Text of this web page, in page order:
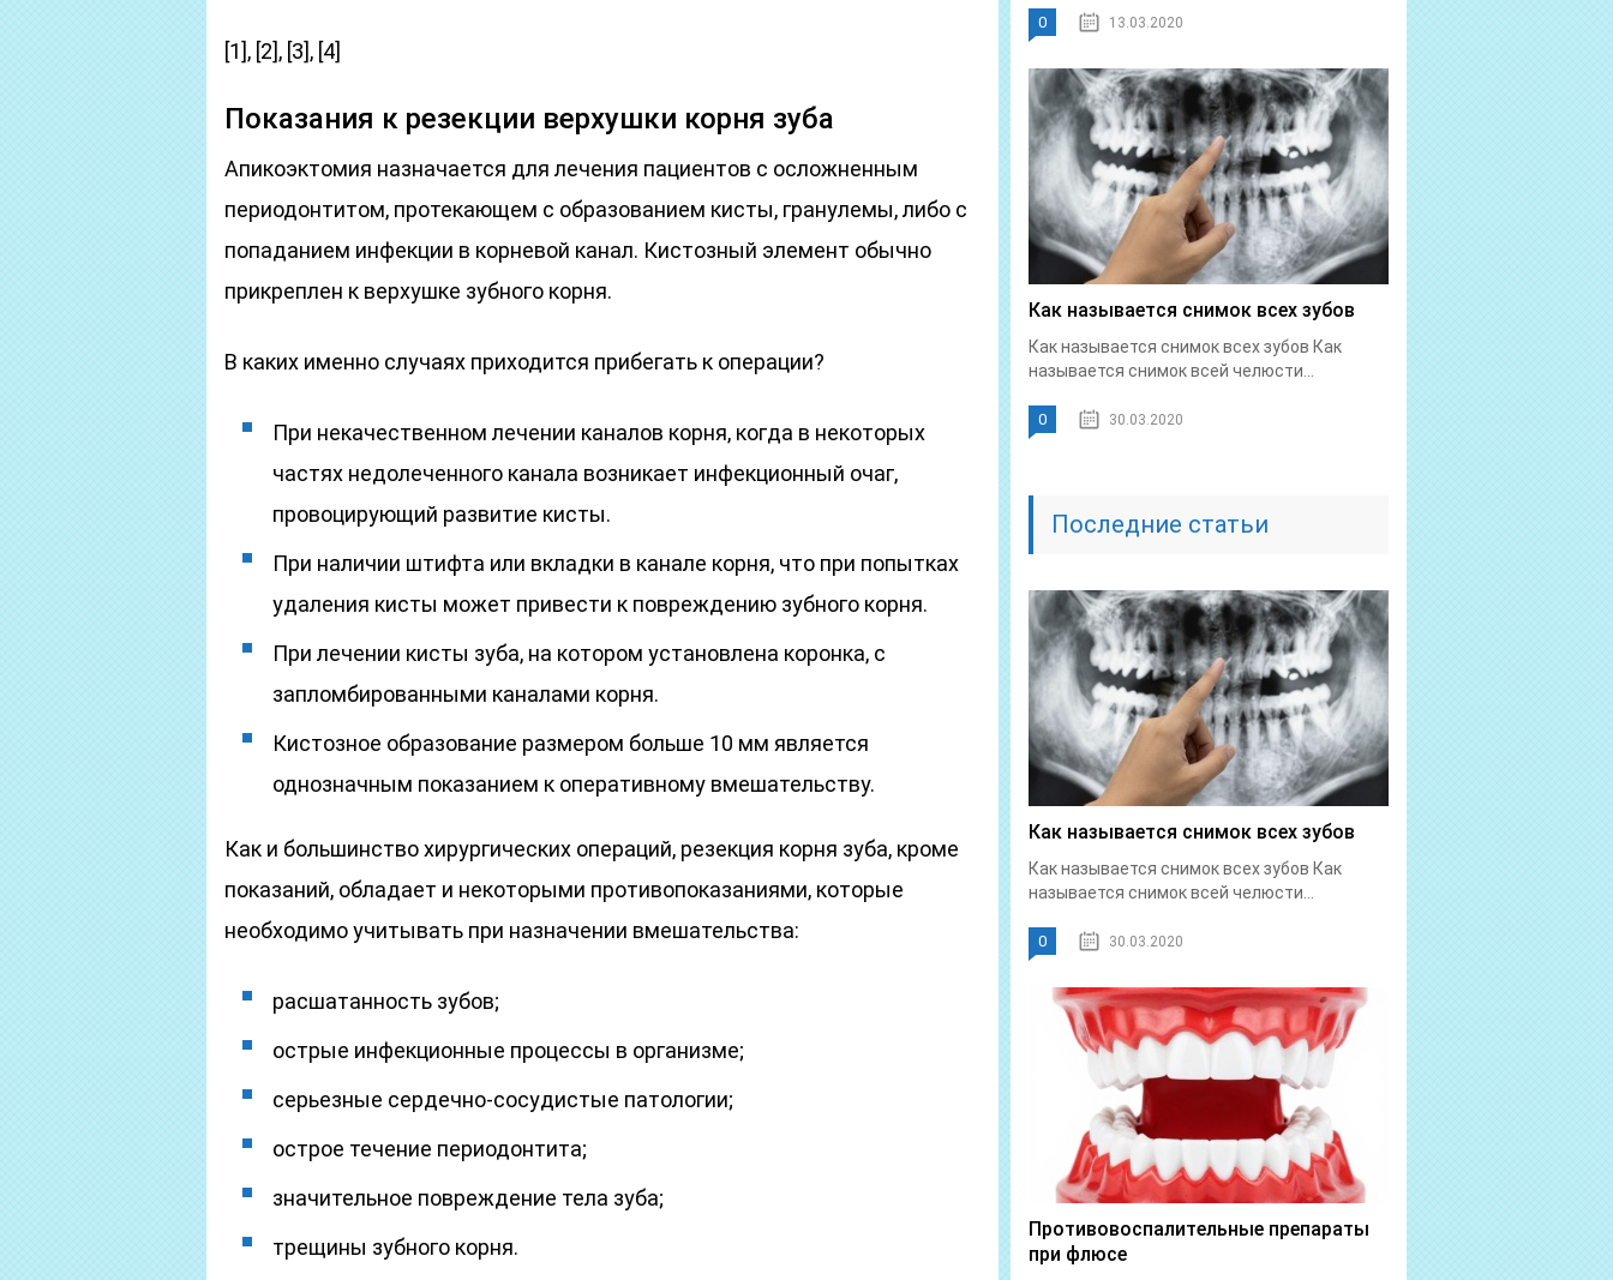
[1], [2], [3], [4]
Показания к резекции верхушки корня зуба
Апикоэктомия назначается для лечения пациентов с осложненным
периодонтитом, протекающем с образованием кисты, гранулемы, либо с
попаданием инфекции в корневой канал. Кистозный элемент обычно
прикреплен к верхушке зубного корня.
В каких именно случаях приходится прибегать к операции?
При некачественном лечении каналов корня, когда в некоторых
частях недолеченного канала возникает инфекционный очаг,
провоцирующий развитие кисты.
При наличии штифта или вкладки в канале корня, что при попытках
удаления кисты может привести к повреждению зубного корня.
При лечении кисты зуба, на котором установлена коронка, с
запломбированными каналами корня.
Кистозное образование размером больше 10 мм является
однозначным показанием к оперативному вмешательству.
Как и большинство хирургических операций, резекция корня зуба, кроме
показаний, обладает и некоторыми противопоказаниями, которые
необходимо учитывать при назначении вмешательства:
расшатанность зубов;
острые инфекционные процессы в организме;
серьезные сердечно-сосудистые патологии;
острое течение периодонтита;
значительное повреждение тела зуба;
трещины зубного корня.
0 13.03.2020
Как называется снимок всех зубов
Как называется снимок всех зубов Как
называется снимок всей челюсти...
0 30.03.2020
Последние статьи
Как называется снимок всех зубов
Как называется снимок всех зубов Как
называется снимок всей челюсти...
0 30.03.2020
Противовоспалительные препараты
при флюсе